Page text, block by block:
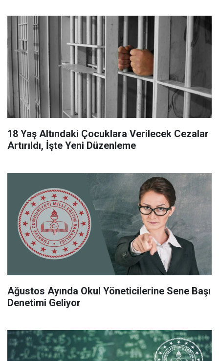
18 Yaş Altındaki Çocuklara Verilecek Cezalar
Artırıldı, İşte Yeni Düzenleme
Ağustos Ayında Okul Yöneticilerine Sene Başı
Denetimi Geliyor